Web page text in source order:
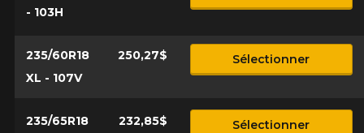
- 103H
235/60R18
XL - 107V
250,27$ Sélectionner
235/65R18
232,85$ Sélectionner